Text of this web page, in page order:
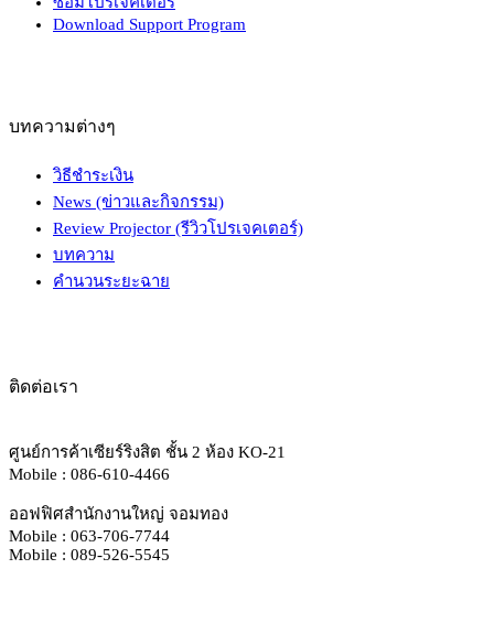
Download Support Program
บทความต่างๆ
วิธีชำระเงิน
News (ข่าวและกิจกรรม)
Review Projector (รีวิวโปรเจคเตอร์)
บทความ
คำนวนระยะฉาย
ติดต่อเรา
ศูนย์การค้าเซียร์ริงสิต ชั้น 2 ห้อง KO-21
Mobile : 086-610-4466
ออฟฟิศสำนักงานใหญ่ จอมทอง
Mobile : 063-706-7744
Mobile : 089-526-5545